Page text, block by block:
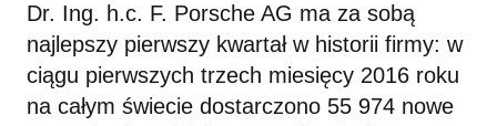
Dr. Ing. h.c. F. Porsche AG ma za sobą
najlepszy pierwszy kwartał w historii firmy: w
ciągu pierwszych trzech miesięcy 2016 roku
na całym świecie dostarczono 55 974 nowe